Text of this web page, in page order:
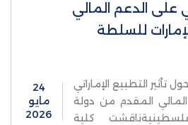
على الدعم المالي
للسلطة
تأثير التطبيع الإماراتي
المالي المقدم من دولة
كلية
24
مايو
2026